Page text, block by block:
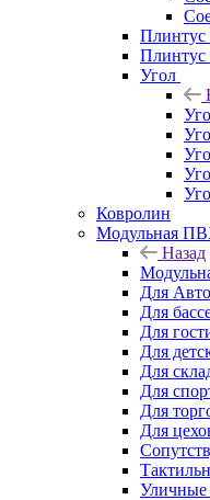
Плинтус
Угол
Ковролин
Модульная
Назад
Для
Для
Для
Для
Для
Для
Для
Для
Уличные